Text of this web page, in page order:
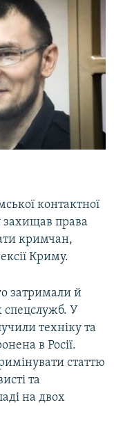
контактної
захищав права
кримчан,
Криму.
затримали й
спецслужб. У
техніку та
в Росії.
статтю
та
на двох